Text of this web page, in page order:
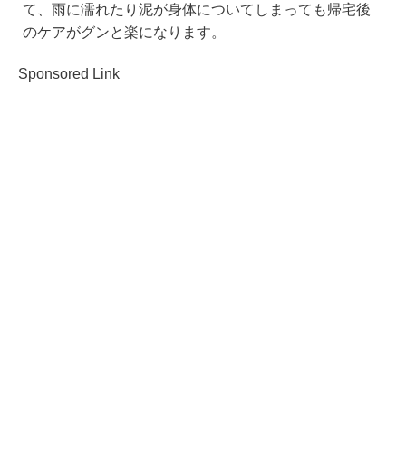
て、雨に濡れたり泥が身体についてしまっても帰宅後
のケアがグンと楽になります。
Sponsored Link